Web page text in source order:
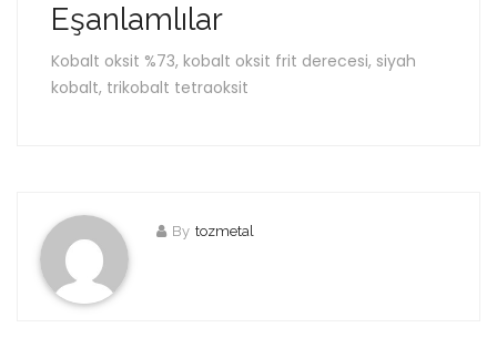
Eşanlamlılar
Kobalt oksit %73, kobalt oksit frit derecesi, siyah
kobalt, trikobalt tetraoksit
By tozmetal